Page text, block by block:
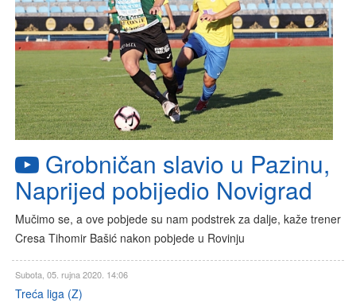
Grobničan slavio u Pazinu,
Naprijed pobijedio Novigrad
Mučimo se, a ove pobjede su nam podstrek za dalje, kaže trener
Cresa Tihomir Bašić nakon pobjede u Rovinju
Subota, 05. rujna 2020. 14:06
Treća liga (Z)